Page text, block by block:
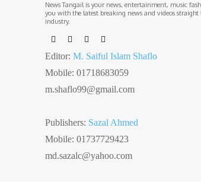
News Tangail is your news, entertainment, music
you with the latest breaking news and videos
industry.
Editor: M. Saiful Islam Shaflo
Mobile: 01718683059
m.shaflo99@gmail.com
Publishers: Sazal Ahmed
Mobile: 01737729423
md.sazalc@yahoo.com